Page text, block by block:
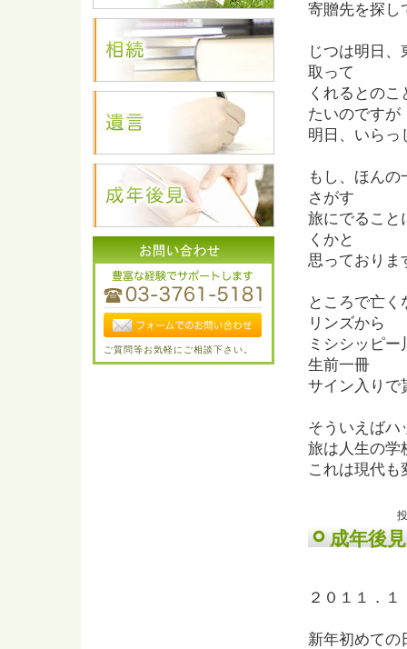
寄贈先を探し
じつは明日
取って
くれるとの
たいのですが
明日、いらっ
もし、ほん
さがす
旅にでること
くかと
思っておりま
ところで亡
リンズから
ミシシッピ
生前一冊
サイン入りで
そういえばハ
旅は人生の学
これは現代も
成年後
２０１１．
新年初めて
ご質問等お気軽にご相談下さい。